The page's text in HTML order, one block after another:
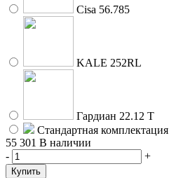
Cisa 56.785
KALE 252RL
Гардиан 22.12 Т
Стандартная комплектация
55 301 В наличии
-
+